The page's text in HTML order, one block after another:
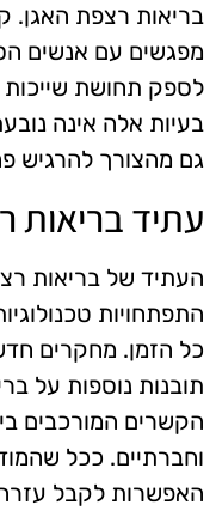
בריאות רצפת האגן.
מפגשים עם אנשים
לספק תחושת שייכות
בעיות אלה אינה
גם מהצורך להרגיש
עתיד בריאות
העתיד של בריאות
התפתחויות
כל הזמן. מחקרים
תובנות נוספות על
הקשרים המורכבים
וחברתיים. ככל
האפשרות לקבל עזרה